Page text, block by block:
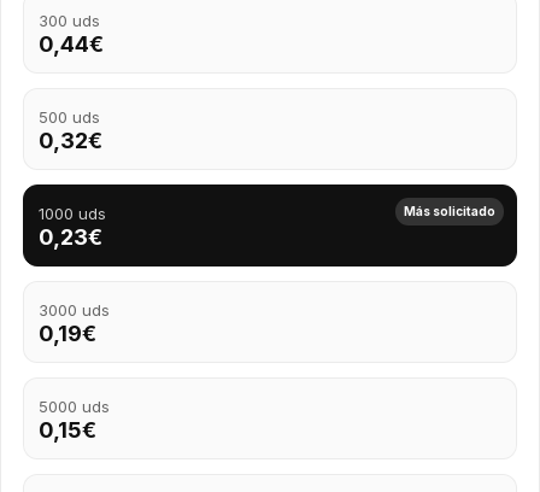
300 uds
0,44€
500 uds
0,32€
Más solicitado
1000 uds
0,23€
3000 uds
0,19€
5000 uds
0,15€